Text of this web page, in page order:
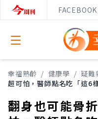
FACEBOOK
Open menu
幸福熟齡 / 健康學 / 疑難
超可怕，醫師點名吃「這6
翻身也可能骨